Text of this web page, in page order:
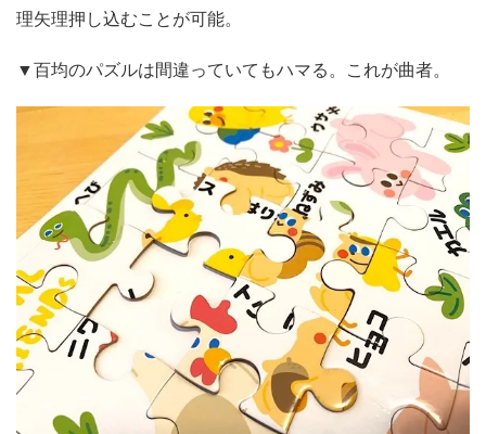
理矢理押し込むことが可能。
▼百均のパズルは間違っていてもハマる。これが曲者。